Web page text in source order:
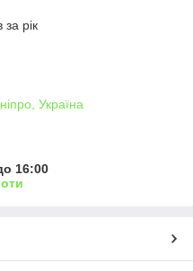
за рік
Україна
16:00